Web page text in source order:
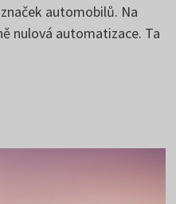
automobilů. Na
nulová automatizace. Ta